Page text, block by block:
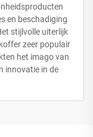
en beschadiging
stijlvolle uiterlijk
zeer populair
het imago van
innovatie in de